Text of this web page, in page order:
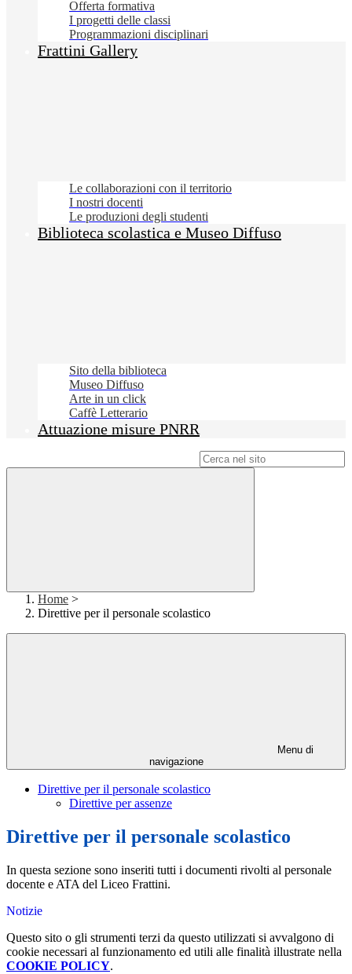
Offerta formativa
I progetti delle classi
Programmazioni disciplinari
Frattini Gallery
Le collaborazioni con il territorio
I nostri docenti
Le produzioni degli studenti
Biblioteca scolastica e Museo Diffuso
Sito della biblioteca
Museo Diffuso
Arte in un click
Caffè Letterario
Attuazione misure PNRR
Home >
Direttive per il personale scolastico
Menu di
navigazione
Direttive per il personale scolastico
Direttive per assenze
Direttive per il personale scolastico
In questa sezione sono inseriti tutti i documenti rivolti al personale
docente e ATA del Liceo Frattini.
Notizie
Questo sito o gli strumenti terzi da questo utilizzati si avvalgono di
cookie necessari al funzionamento ed utili alle finalità illustrate nella
COOKIE POLICY.